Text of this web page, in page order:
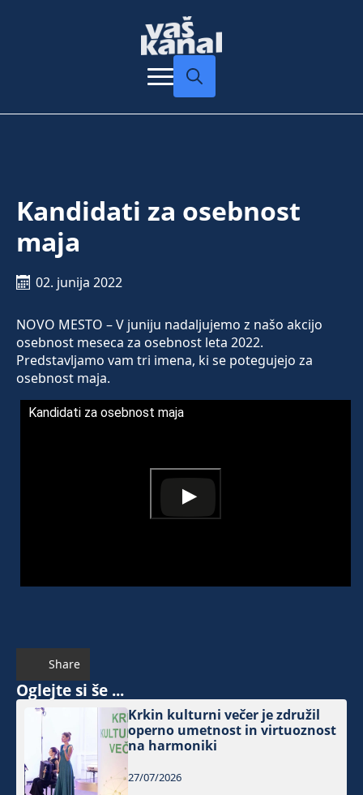
Kandidati za osebnost
maja
02. junija 2022
NOVO MESTO – V juniju nadaljujemo z našo akcijo
osebnost meseca za osebnost leta 2022.
Predstavljamo vam tri imena, ki se potegujejo za
osebnost maja.
Kandidati za osebnost maja
Share
Oglejte si še ...
Krkin kulturni večer je združil
operno umetnost in virtuoznost
na harmoniki
27/07/2026